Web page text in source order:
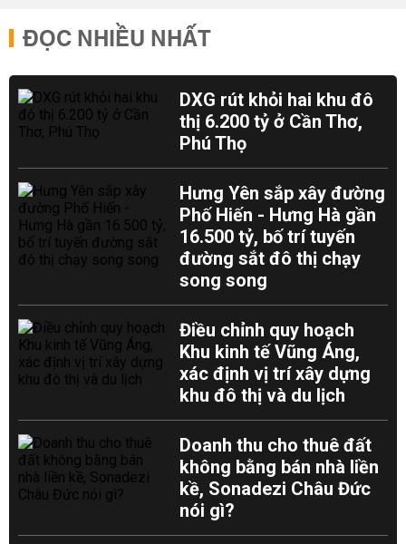
ĐỌC NHIỀU NHẤT
DXG rút khỏi hai khu đô
thị 6.200 tỷ ở Cần Thơ,
Phú Thọ
Hưng Yên sắp xây đường
Phố Hiến - Hưng Hà gần
16.500 tỷ, bố trí tuyến
đường sắt đô thị chạy
song song
Điều chỉnh quy hoạch
Khu kinh tế Vũng Áng,
xác định vị trí xây dựng
khu đô thị và du lịch
Doanh thu cho thuê đất
không bằng bán nhà liền
kề, Sonadezi Châu Đức
nói gì?